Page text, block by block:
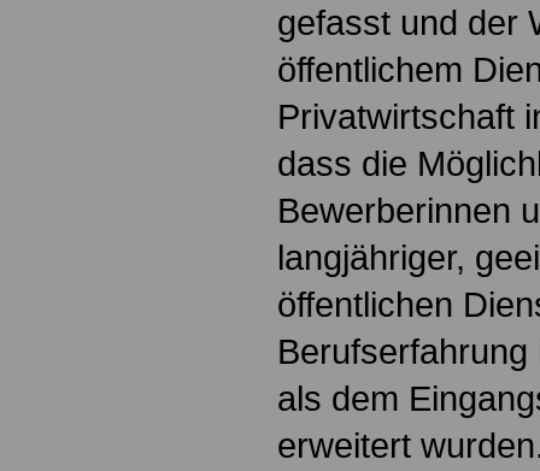
gefasst und der
öffentlichem
Privatwirtschaft
dass die
Bewerberinnen
langjähriger,
öffentlichen
Berufserfahrung
als dem
erweitert